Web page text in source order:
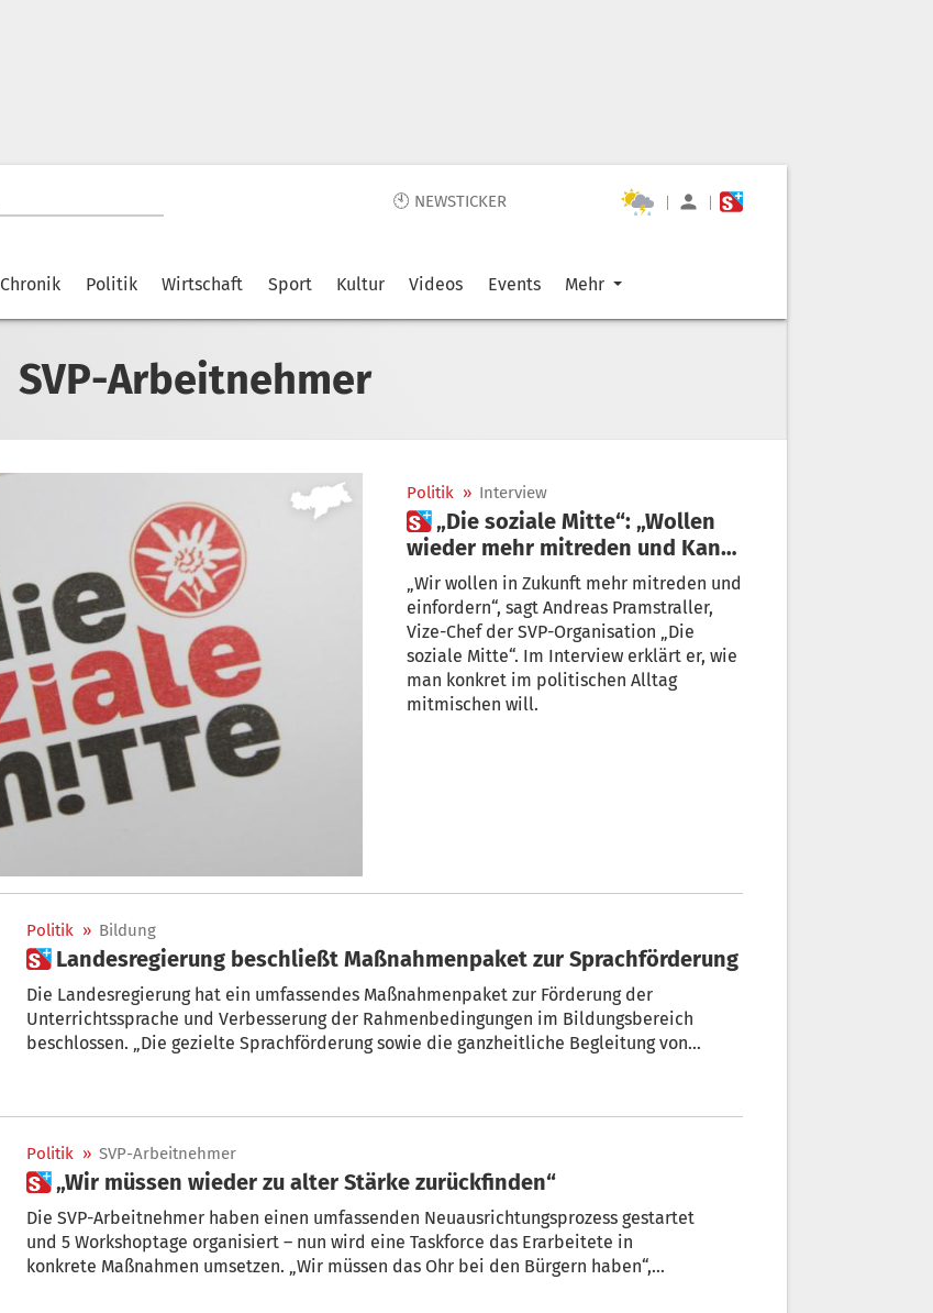
🕙 NEWSTICKER | |
Chronik Politik Wirtschaft Sport Kultur Videos Events Mehr
SVP-Arbeitnehmer
Politik » Interview
 „Die soziale Mitte“: „Wollen
wieder mehr mitreden und Kante
zeigen“
„Wir wollen in Zukunft mehr mitreden und
einfordern“, sagt Andreas Pramstraller,
Vize-Chef der SVP-Organisation „Die
soziale Mitte“. Im Interview erklärt er, wie
man konkret im politischen Alltag
mitmischen will.
Politik » Bildung
 Landesregierung beschließt Maßnahmenpaket zur Sprachförderung
Die Landesregierung hat ein umfassendes Maßnahmenpaket zur Förderung der
Unterrichtssprache und Verbesserung der Rahmenbedingungen im Bildungsbereich
beschlossen. „Die gezielte Sprachförderung sowie die ganzheitliche Begleitung von
Arbeitsgruppe Bildung der Arbeitnehmer.
Politik » SVP-Arbeitnehmer
 „Wir müssen wieder zu alter Stärke zurückfinden“
Die SVP-Arbeitnehmer haben einen umfassenden Neuausrichtungsprozess gestartet
und 5 Workshoptage organisiert – nun wird eine Taskforce das Erarbeitete in
konkrete Maßnahmen umsetzen. „Wir müssen das Ohr bei den Bürgern haben“,